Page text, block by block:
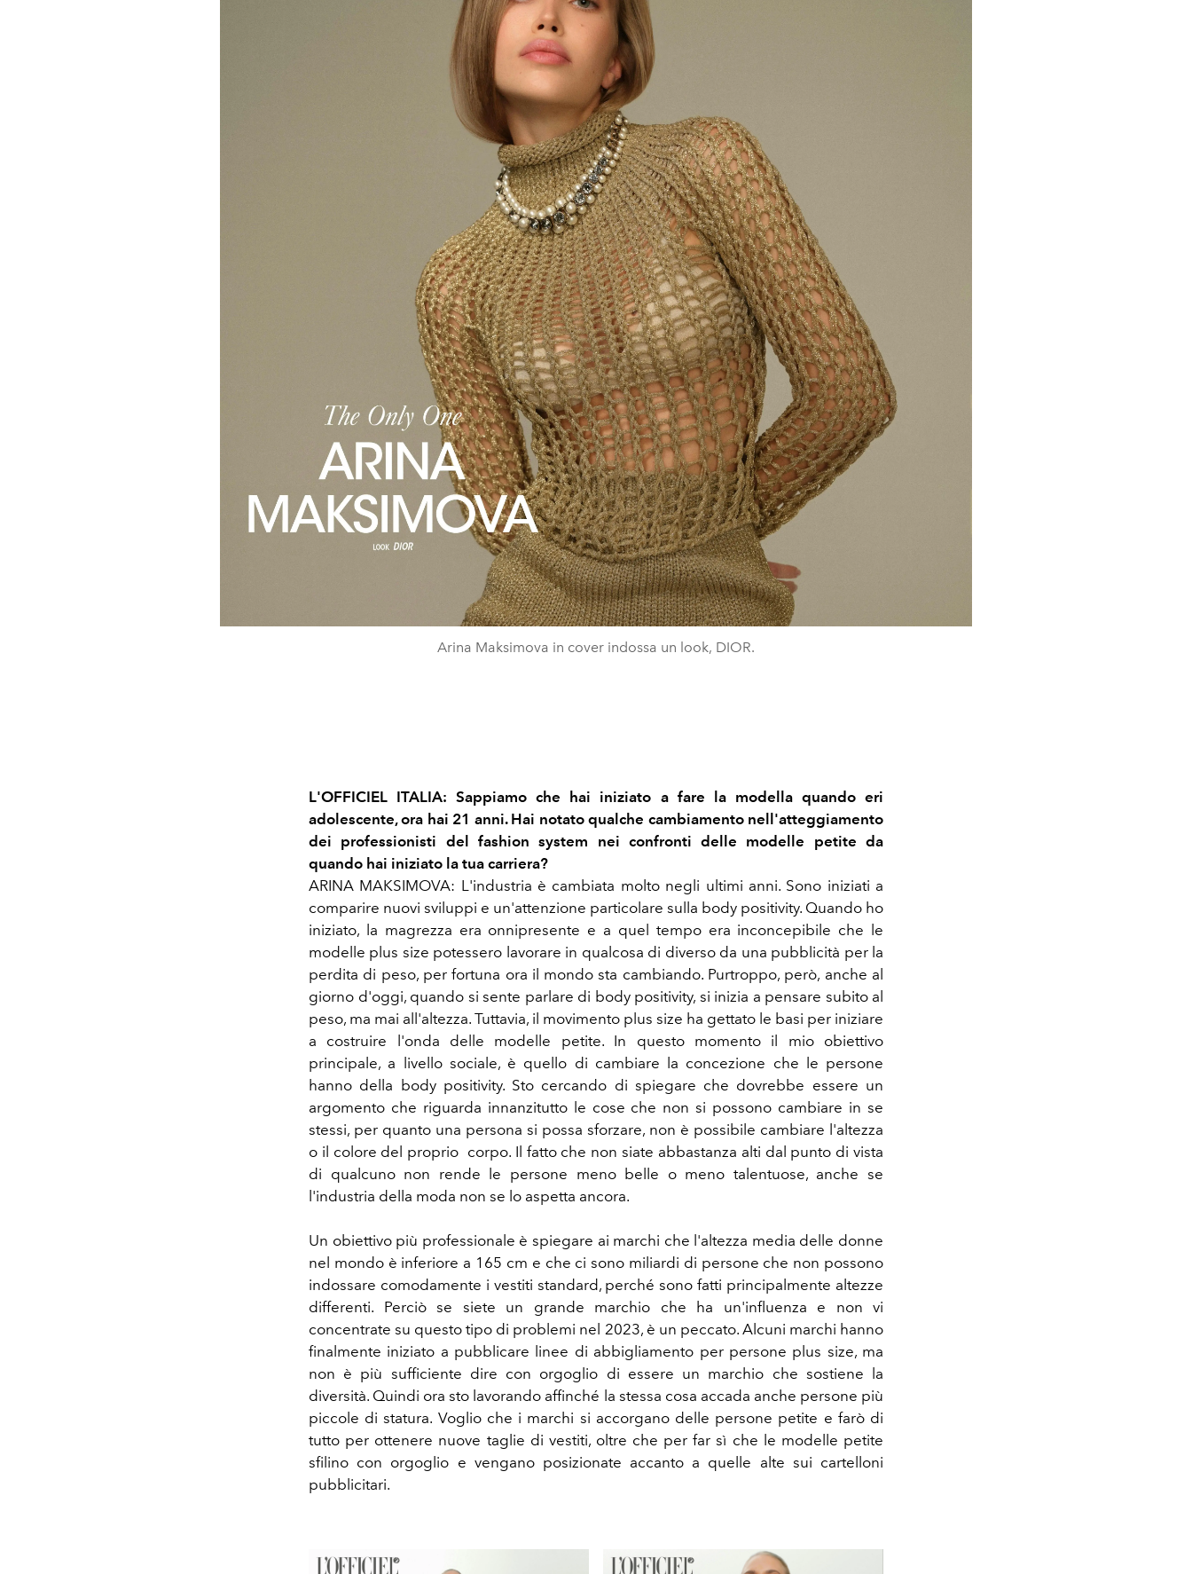
Arina Maksimova in cover indossa un look, DIOR.
L'OFFICIEL ITALIA: Sappiamo che hai iniziato a fare la modella quando eri
adolescente, ora hai 21 anni. Hai notato qualche cambiamento nell'atteggiamento
dei professionisti del fashion system nei confronti delle modelle petite da
quando hai iniziato la tua carriera?
ARINA MAKSIMOVA: L'industria è cambiata molto negli ultimi anni. Sono iniziati a
comparire nuovi sviluppi e un'attenzione particolare sulla body positivity. Quando ho
iniziato, la magrezza era onnipresente e a quel tempo era inconcepibile che le
modelle plus size potessero lavorare in qualcosa di diverso da una pubblicità per la
perdita di peso, per fortuna ora il mondo sta cambiando. Purtroppo, però, anche al
giorno d'oggi, quando si sente parlare di body positivity, si inizia a pensare subito al
peso, ma mai all'altezza. Tuttavia, il movimento plus size ha gettato le basi per iniziare
a costruire l'onda delle modelle petite. In questo momento il mio obiettivo
principale, a livello sociale, è quello di cambiare la concezione che le persone
hanno della body positivity. Sto cercando di spiegare che dovrebbe essere un
argomento che riguarda innanzitutto le cose che non si possono cambiare in se
stessi, per quanto una persona si possa sforzare, non è possibile cambiare l'altezza
o il colore del proprio corpo. Il fatto che non siate abbastanza alti dal punto di vista
di qualcuno non rende le persone meno belle o meno talentuose, anche se
l'industria della moda non se lo aspetta ancora.
Un obiettivo più professionale è spiegare ai marchi che l'altezza media delle donne
nel mondo è inferiore a 165 cm e che ci sono miliardi di persone che non possono
indossare comodamente i vestiti standard, perché sono fatti principalmente altezze
differenti. Perciò se siete un grande marchio che ha un'influenza e non vi
concentrate su questo tipo di problemi nel 2023, è un peccato. Alcuni marchi hanno
finalmente iniziato a pubblicare linee di abbigliamento per persone plus size, ma
non è più sufficiente dire con orgoglio di essere un marchio che sostiene la
diversità. Quindi ora sto lavorando affinché la stessa cosa accada anche persone più
piccole di statura. Voglio che i marchi si accorgano delle persone petite e farò di
tutto per ottenere nuove taglie di vestiti, oltre che per far sì che le modelle petite
sfilino con orgoglio e vengano posizionate accanto a quelle alte sui cartelloni
pubblicitari.